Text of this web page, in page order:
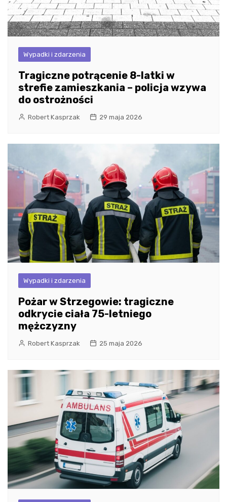
Wypadki i zdarzenia
Tragiczne potrącenie 8-latki w
strefie zamieszkania – policja wzywa
do ostrożności
Robert Kasprzak 29 maja 2026
Wypadki i zdarzenia
Pożar w Strzegowie: tragiczne
odkrycie ciała 75-letniego
mężczyzny
Robert Kasprzak 25 maja 2026